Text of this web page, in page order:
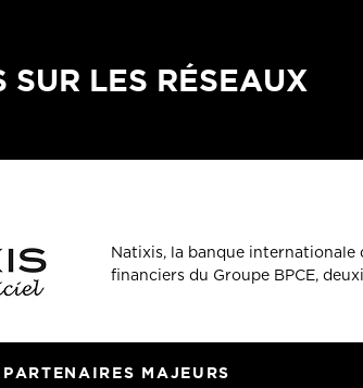
SUR LES RÉSEAUX
Natixis, la banque internationale
financiers du Groupe BPCE,
PARTENAIRES MAJEURS